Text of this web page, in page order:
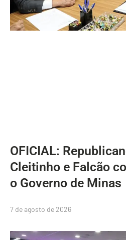
OFICIAL:
Cleitinho e Falcão
o Governo de Minas
7 de agosto de 2026